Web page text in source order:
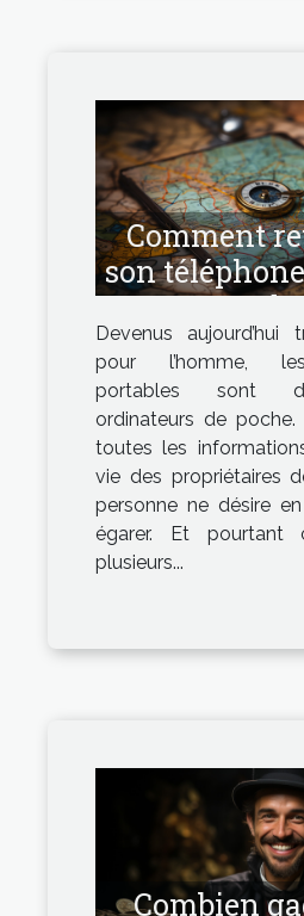
Comment
son
perdu
Devenus aujourd’hui
pour l’homme,
portables sont
ordinateurs de
toutes les
vie des propriétaires
personne ne désire
égarer. Et pourtant
plusieurs...
Combien